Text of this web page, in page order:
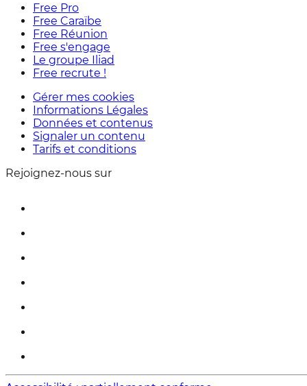
Free Pro
Free Caraïbe
Free Réunion
Free s'engage
Le groupe Iliad
Free recrute !
Gérer mes cookies
Informations Légales
Données et contenus
Signaler un contenu
Tarifs et conditions
Rejoignez-nous sur